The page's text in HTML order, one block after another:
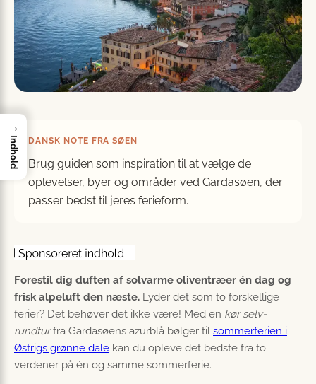
DANSK NOTE FRA SØEN
Brug guiden som inspiration til at vælge de
oplevelser, byer og områder ved Gardasøen, der
passer bedst til jeres ferieform.
Forestil dig duften af solvarme oliventræer én dag og
frisk alpeluft den næste. Lyder det som to forskellige
ferier? Det behøver det ikke være! Med en kør selv-
rundturfra Gardasøens azurblå bølger til sommerferien i
Østrigs grønne dale kan du opleve det bedste fra to
verdener på én og samme sommerferie.
→
Indhold